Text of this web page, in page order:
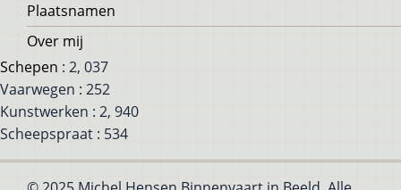
Plaatsnamen
Over mij
Schepen : 2, 037
Vaarwegen : 252
Kunstwerken : 2, 940
Scheepspraat : 534